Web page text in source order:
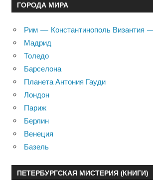
ГОРОДА МИРА
Рим — Константинополь Византия
Мадрид
Толедо
Барселона
Планета Антония Гауди
Лондон
Париж
Берлин
Венеция
Базель
ПЕТЕРБУРГСКАЯ МИСТЕРИЯ (КНИГИ)